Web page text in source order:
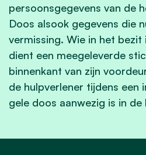
persoonsgegevens van de
Doos alsook gegevens die
vermissing. Wie in het bezit
dient een meegeleverde
binnenkant van zijn
de hulpverlener tijdens een
gele doos aanwezig is in de